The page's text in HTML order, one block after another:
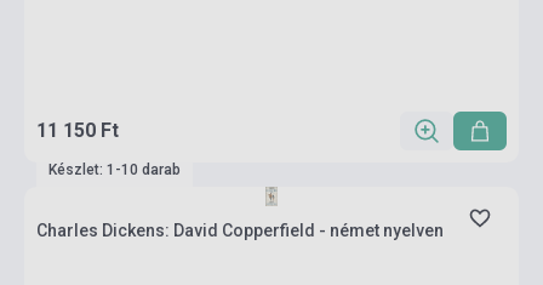
11 150 Ft
Készlet: 1-10 darab
Charles Dickens: David Copperfield - német nyelven